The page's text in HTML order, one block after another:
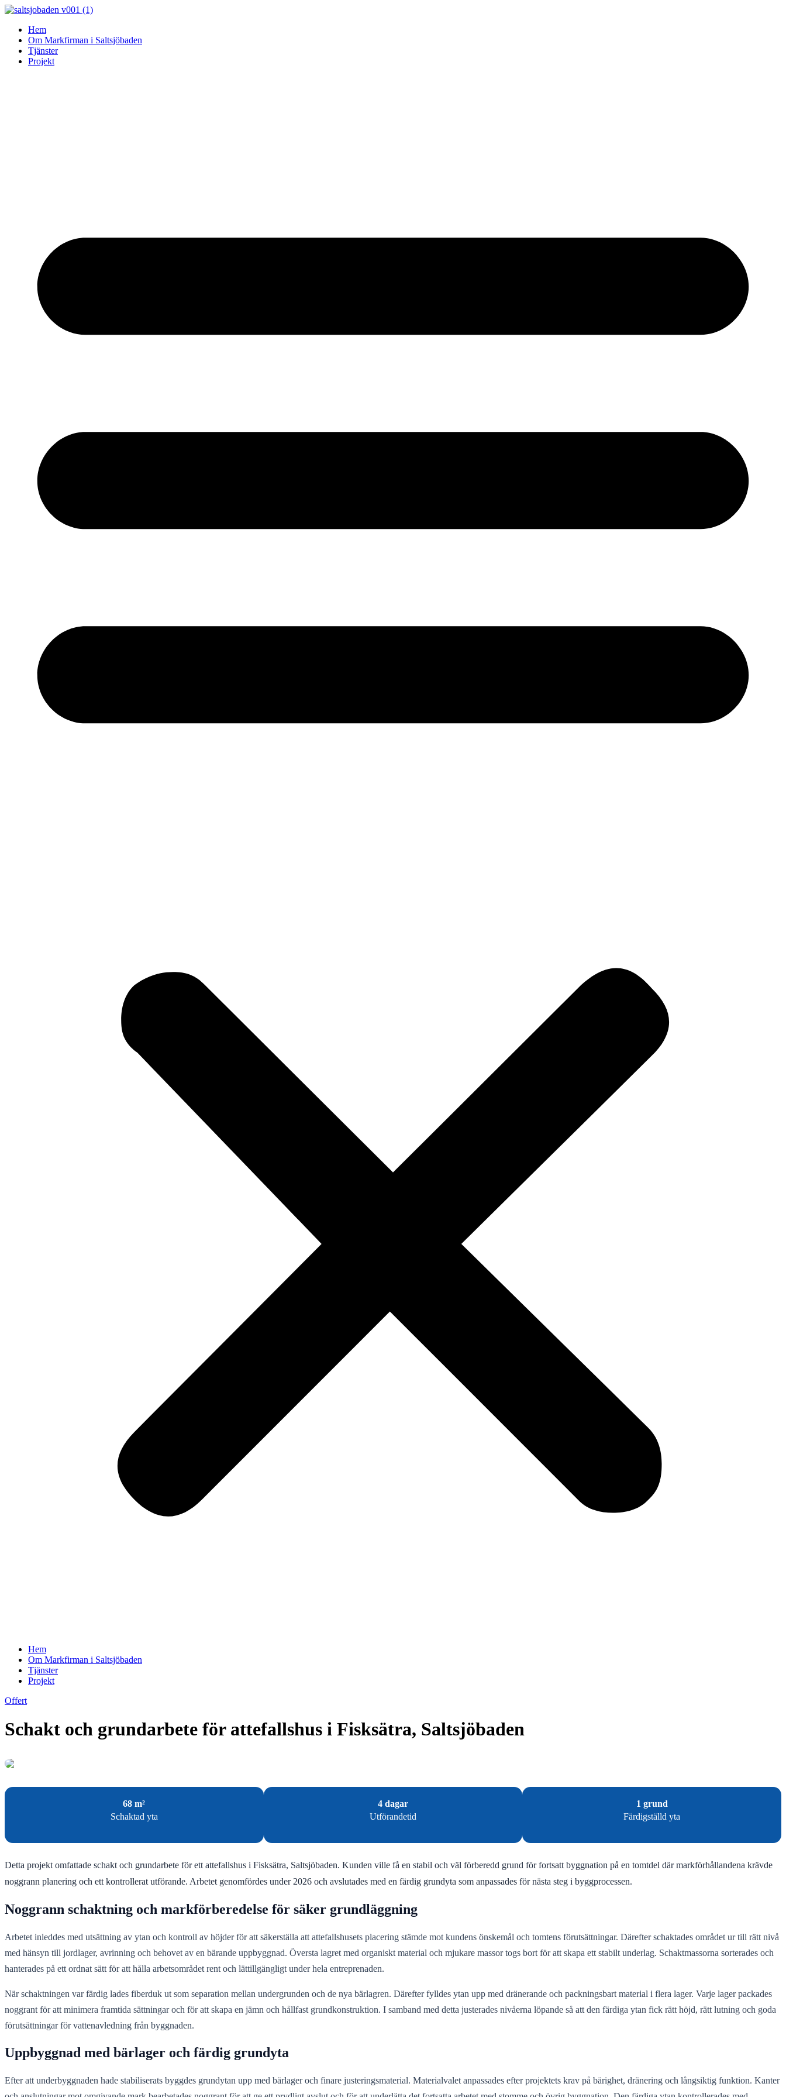
Skip
contentHem
Om Markfirman i Saltsjöbaden
Tjänster
Projekt
Hem
Om Markfirman i Saltsjöbaden
Tjänster
Projekt
Offert
Schakt och grundarbete för attefallshus i Fisksätra, Saltsjöbaden
68 m²
Schaktad yta
4 dagar
Utförandetid
1 grund
Färdigställd yta
Detta projekt omfattade schakt och grundarbete för ett attefallshus i Fisksätra, Saltsjöbaden. Kunden ville få en stabil och väl förberedd grund för fortsatt byggnation på en tomtdel där markförhållandena krävde
noggrann planering och ett kontrollerat utförande. Arbetet genomfördes under 2026 och avslutades med en färdig grundyta som anpassades för nästa steg i byggprocessen.
Noggrann schaktning och markförberedelse för säker grundläggning
Arbetet inleddes med utsättning av ytan och kontroll av höjder för att säkerställa att attefallshusets placering stämde mot kundens önskemål och tomtens förutsättningar. Därefter schaktades området ur till rätt nivå
med hänsyn till jordlager, avrinning och behovet av en bärande uppbyggnad. Översta lagret med organiskt material och mjukare massor togs bort för att skapa ett stabilt underlag. Schaktmassorna sorterades och
hanterades på ett ordnat sätt för att hålla arbetsområdet rent och lättillgängligt under hela entreprenaden.
När schaktningen var färdig lades fiberduk ut som separation mellan undergrunden och de nya bärlagren. Därefter fylldes ytan upp med dränerande och packningsbart material i flera lager. Varje lager packades
noggrant för att minimera framtida sättningar och för att skapa en jämn och hållfast grundkonstruktion. I samband med detta justerades nivåerna löpande så att den färdiga ytan fick rätt höjd, rätt lutning och goda
förutsättningar för vattenavledning från byggnaden.
Uppbyggnad med bärlager och färdig grundyta
Efter att underbyggnaden hade stabiliserats byggdes grundytan upp med bärlager och finare justeringsmaterial. Materialvalet anpassades efter projektets krav på bärighet, dränering och långsiktig funktion. Kanter